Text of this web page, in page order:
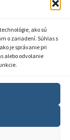
ako sú
o zariadení. Súhlas s
je správanie pri
alebo odvolanie